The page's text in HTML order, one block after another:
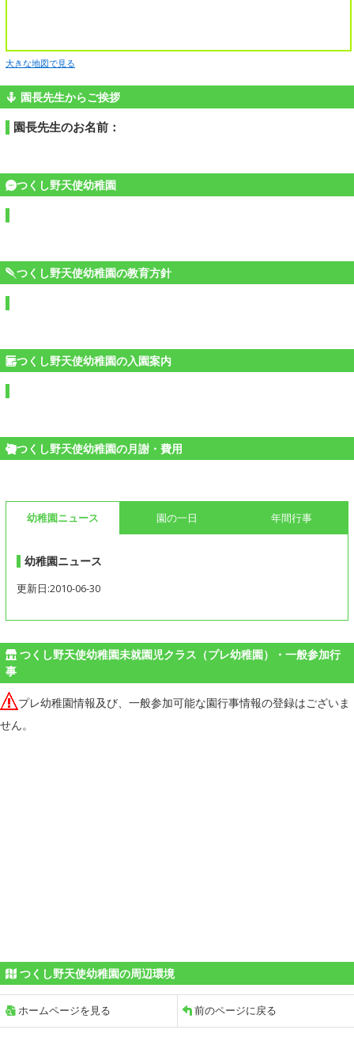
大きな地図で見る
園長先生からご挨拶
園長先生のお名前：
つくし野天使幼稚園
つくし野天使幼稚園の教育方針
つくし野天使幼稚園の入園案内
つくし野天使幼稚園の月謝・費用
幼稚園ニュース 園の一日 年間行事
幼稚園ニュース
更新日:2010-06-30
つくし野天使幼稚園未就園児クラス（プレ幼稚園）・一般参加行
事
プレ幼稚園情報及び、一般参加可能な園行事情報の登録はございま
せん。
つくし野天使幼稚園の周辺環境
ホームページを見る 前のページに戻る